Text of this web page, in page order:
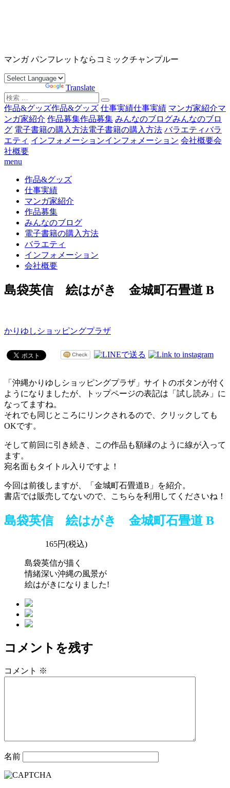
ツ
ス
ッ
プ
マンガ パンフレットならコミックチャンプルー
Translate
検
索
対
象:
作品&グッズ作品&グッズ 仕事実績仕事実績 マンガ家紹介マ
ンガ家紹介 作品募集作品募集 みんなのブログみんなのブロ
グ 電子書籍の購入方法電子書籍の購入方法 バラエティバラ
エティ インフォメーションインフォメーション 会社概要会
社概要
menu
作品&グッズ
仕事実績
マンガ家紹介
作品募集
みんなのブログ
電子書籍の購入方法
バラエティ
インフォメーション
会社概要
島袋英信 絵はがき 金城町石畳道 B
かりゆしショッピングプラザ
「沖縄かりゆしショッピングプラザ」サイトのボタンが付く
ようになりましたが、トップページの表記は「試し読み」に
なってますね。
それでも同じところにリンクされるので、クリックしても
OKです。
そして前回に引き続き、この作品も額縁のように線が入って
ます。
宛名面もタイトル入りですよ！
今回は前後しますが、「金城町石畳道B」を紹介。
書店では販売してないので、こちらを利用してくださいね！
島袋英信 絵はがき 金城町石畳道 B
165円(税込)
島袋英信が描く
情緒深い沖縄の風景が
絵はがきになりました!
コメントを残す
コメント ※
名前